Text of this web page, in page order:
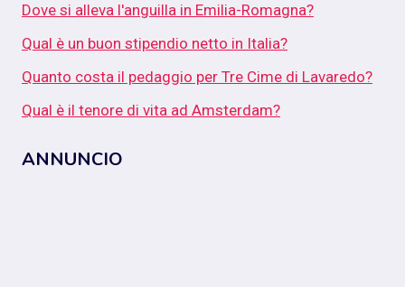
Dove si alleva l'anguilla in Emilia-Romagna?
Qual è un buon stipendio netto in Italia?
Quanto costa il pedaggio per Tre Cime di Lavaredo?
Qual è il tenore di vita ad Amsterdam?
ANNUNCIO